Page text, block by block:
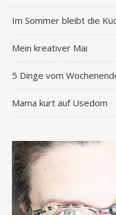
Im Sommer bleibt die
Mein kreativer Mai
5 Dinge vom
Mama kurt auf Usedom